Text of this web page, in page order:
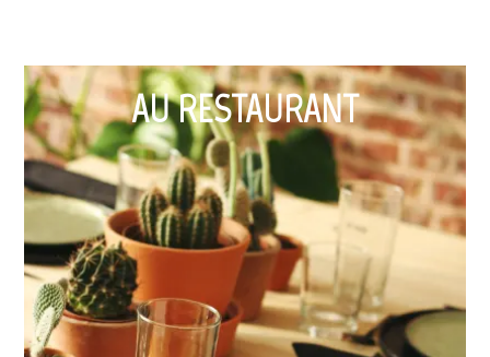
AU RESTAURANT